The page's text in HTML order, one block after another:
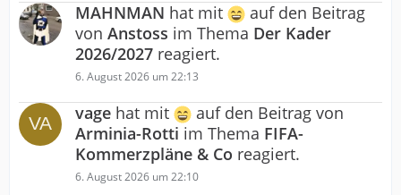
MAHNMAN hat mit
auf den Beitrag
von Anstoss im Thema Der Kader
2026/2027 reagiert.
6. August 2026 um 22:13
vage hat mit
auf den Beitrag von
Arminia-Rotti im Thema FIFA-
Kommerzpläne & Co reagiert.
6. August 2026 um 22:10